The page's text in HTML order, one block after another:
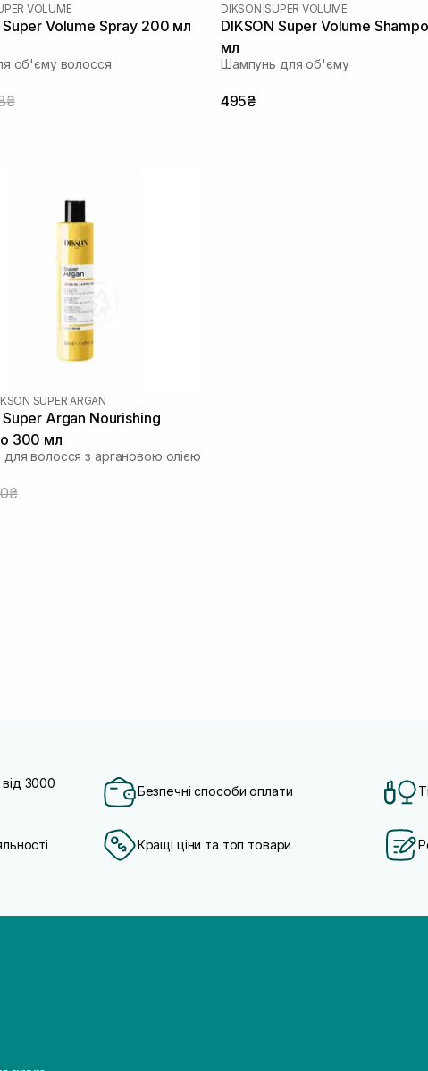
VOLUME
Super Volume Spray 200 мл
об'єму волосся
DIKSON SUPER VOLUME
DIKSON Super Volume
мл
Шампунь для об'єму
495₴
SUPER ARGAN
Super Argan Nourishing
300 мл
волосся з аргановою олією
3000
Безпечні способи оплати
Кращі ціни та топ товари